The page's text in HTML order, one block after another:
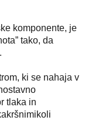
komponente, je
tako, da
ki se nahaja v
tlaka in